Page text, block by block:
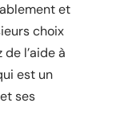
et
choix
l’aide à
est un
ses